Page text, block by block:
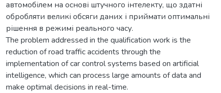
автомобілем на основі штучного інтелекту, що здатні
обробляти великі обсяги даних і приймати оптимальні
рішення в режимі реального часу.
The problem addressed in the qualification work is the
reduction of road traffic accidents through the
implementation of car control systems based on artificial
intelligence, which can process large amounts of data and
make optimal decisions in real-time.